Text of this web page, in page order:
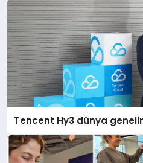
Tencent Hy3 dünya